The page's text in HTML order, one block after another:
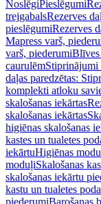
NoslēgiPieslēgumi
trejgabalsRezerves
pieslēgumiRezerves
Mapress varš,
varš, piederumiBlīves
caurulēmStiprinājumi
daļas paredzētas:
komplekti atloku
skalošanas iekārtas
skalošanas iekārtas
higiēnas skalošanas
kastes un tualetes
iekārtuHigiēnas
moduļiSkalošanas
skalošanas iekārtu
kastu un tualetes
piederumiBarošanas